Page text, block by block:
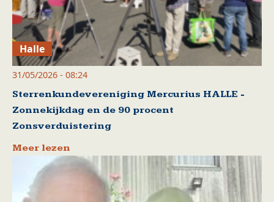
Halle
31/05/2026 - 08:24
Sterrenkundevereniging Mercurius HALLE -
Zonnekijkdag en de 90 procent
Zonsverduistering
Meer lezen